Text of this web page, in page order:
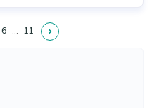
6 ... 11